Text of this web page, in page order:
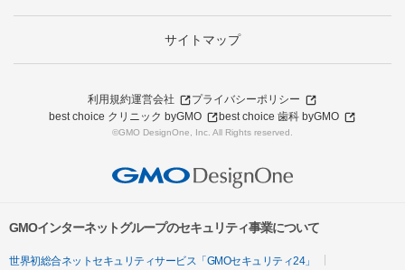
サイトマップ
利用規約運営会社
プライバシーポリシー
best choice クリニック byGMO
best choice 歯科 byGMO
©GMO DesignOne, Inc. All Rights reserved.
GMOインターネットグループのセキュリティ事業について
世界初総合ネットセキュリティサービス「GMOセキュリティ24」